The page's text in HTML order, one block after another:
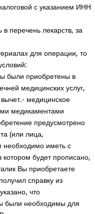
с указанием ИНН
перечень лекарств, за
для операции, то
были приобретены в
медицинских услуг,
медицинское
медикаментами
предусмотрено
(или лица,
необходимо иметь с
будет прописано,
Вы приобретаете
справку из
что
были необходимы для